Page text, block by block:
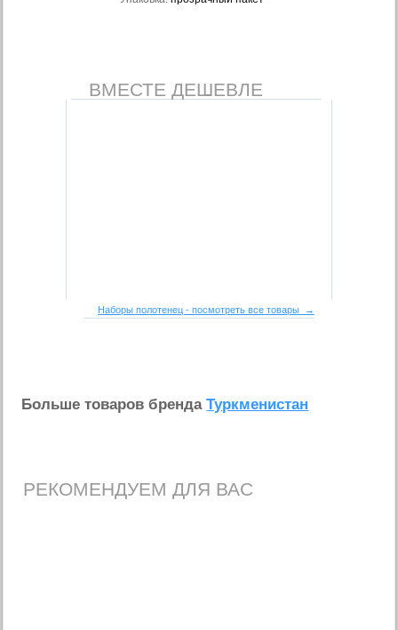
ВМЕСТЕ ДЕШЕВЛЕ
Наборы полотенец - посмотреть все товары →
Больше товаров брендаТуркменистан
РЕКОМЕНДУЕМ ДЛЯ ВАС